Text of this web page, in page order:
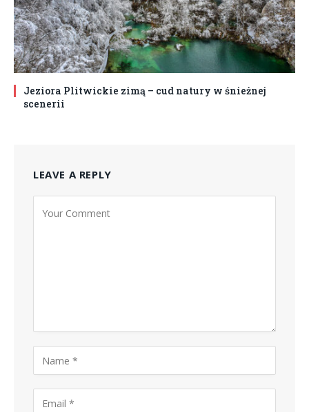
Jeziora Plitwickie zimą – cud natury w śnieżnej
scenerii
LEAVE A REPLY